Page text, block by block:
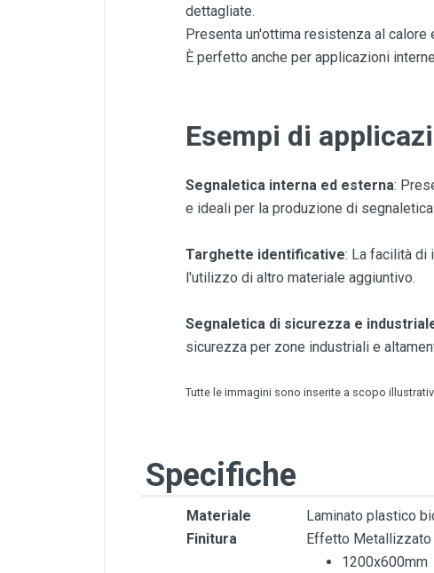
dettagliate.
Presenta un'ottima resistenza al calore
È perfetto anche per applicazioni
Esempi di
Segnaletica interna ed esterna:
e ideali per la produzione di
Targhette identificative: La facilità di
l'utilizzo di altro materiale aggiuntivo.
Segnaletica di sicurezza e
sicurezza per zone industriali e
Tutte le immagini sono inserite a scopo
Specifiche
Materiale
Laminato plastico
Finitura
Effetto Metallizzato
1200x600mm